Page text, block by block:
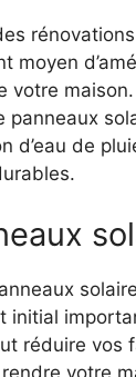
moyen
votre
panneaux
d’eau de
initial
réduire vos